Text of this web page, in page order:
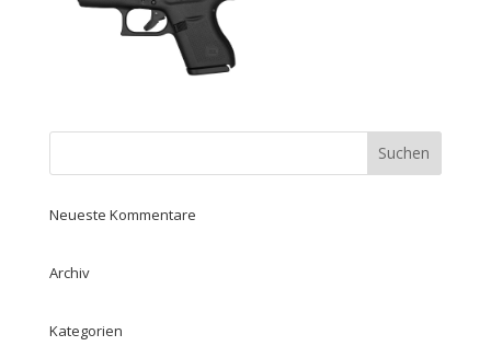
Neueste Kommentare
Archiv
Kategorien